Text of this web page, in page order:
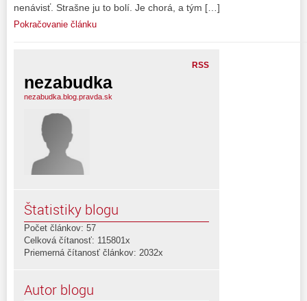
nenávisť. Strašne ju to bolí. Je chorá, a tým […]
Pokračovanie článku
RSS
nezabudka
nezabudka.blog.pravda.sk
Štatistiky blogu
Počet článkov: 57
Celková čítanosť: 115801x
Priemerná čítanosť článkov: 2032x
Autor blogu